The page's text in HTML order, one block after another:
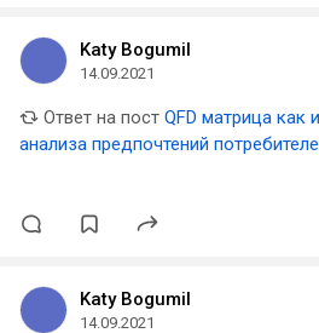
Katy Bogumil
14.09.2021
Ответ на пост QFD матрица как
анализа предпочтений
Katy Bogumil
14.09.2021